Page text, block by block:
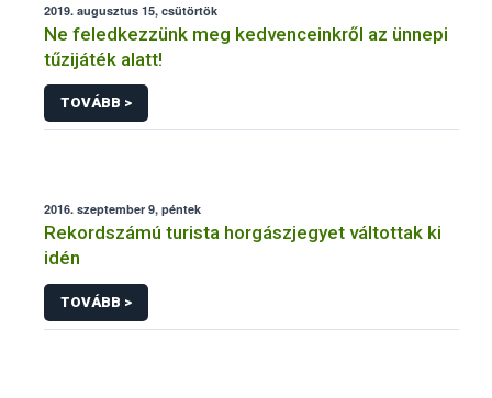
2019. augusztus 15, csütörtök
Ne feledkezzünk meg kedvenceinkről az ünnepi
tűzijáték alatt!
TOVÁBB >
2016. szeptember 9, péntek
Rekordszámú turista horgászjegyet váltottak ki
idén
TOVÁBB >